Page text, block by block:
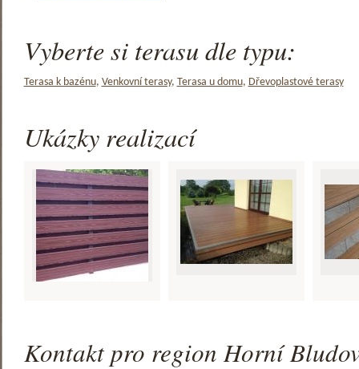
Vyberte si terasu dle typu:
Terasa k bazénu, Venkovní terasy, Terasa u domu, Dřevoplastové terasy
Ukázky realizací
Kontakt pro region Horní